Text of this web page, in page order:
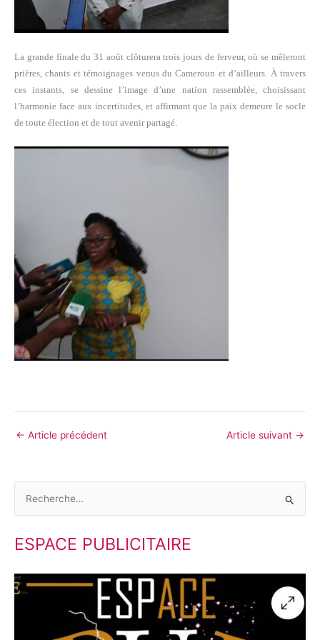
La grande finale du 31 août clôturera trois jours de ferveur, où se mêleront
prières, chants et témoignages venus du Cameroun et d’ailleurs. À travers
ces instants, se dessine l’image d’une nation rassemblée, choisissant
l’harmonie face aux incertitudes, et affirmant que la paix demeure le socle
de toute élection et de tout avenir partagé.
← Article précédent Article suivant →
c
e
r
ESPACE PUBLICITAIRE